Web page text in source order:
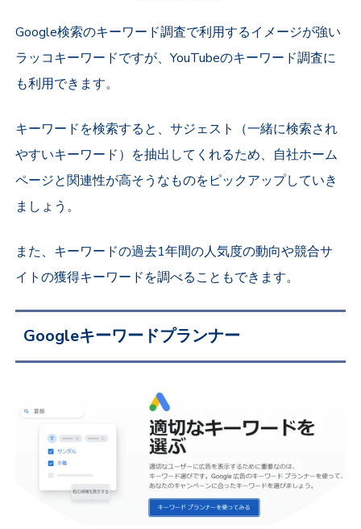
Google検索のキーワード調査で利用するイメージが強い
ラッコキーワードですが、YouTubeのキーワード調査に
も利用できます。
キーワードを検索すると、サジェスト（一緒に検索され
やすいキーワード）を抽出してくれるため、自社ホーム
ページと関連性が高そうなものをピックアップしていき
ましょう。
また、キーワードの過去1年間の人気度の動向や競合サ
イトの獲得キーワードを調べることもできます。
Googleキーワードプランナー